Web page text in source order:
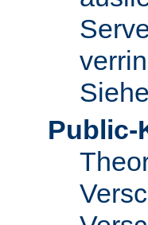
Public-